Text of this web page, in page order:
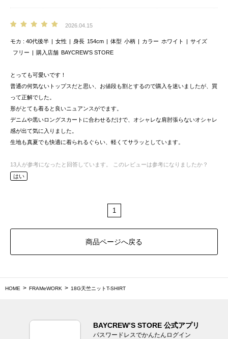
2026.04.15
モカ 40代後半 女性 身長 154cm 体型 小柄 カラー ホワイト
サイズ
フリー
購入店舗 BAYCREW’S STORE
とっても可愛いです！
普通の何気ないトップスだと思い、お値段も割とするので購入を迷いましたが、買
って正解でした。
形がとても着ると良いニュアンスがでます。
デニムや黒いロングスカートに合わせるだけで、オシャレな肩肘張らないオシャレ
感が出て気に入りました。
生地も真夏でも快適に着られるぐらい、軽くてサラッとしています。
13 人が参考になったと回答しています。
このレビューは参考になりましたか？
はい
1
商品ページへ戻る
HOME FRAMeWORK 18G天竺ニットT-SHIRT
BAYCREW’S STORE 公式アプリ
パスワードレスでかんたんログイン